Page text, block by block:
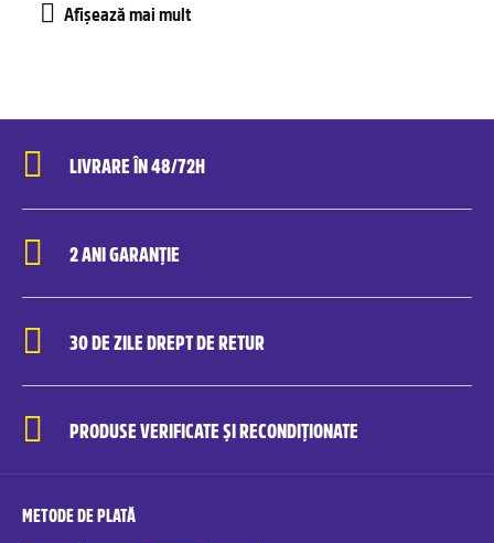
LIVRARE ÎN 48/72H
2 ANI GARANȚIE
30 DE ZILE DREPT DE RETUR
PRODUSE VERIFICATE ȘI RECONDIȚIONATE
METODE DE PLATĂ